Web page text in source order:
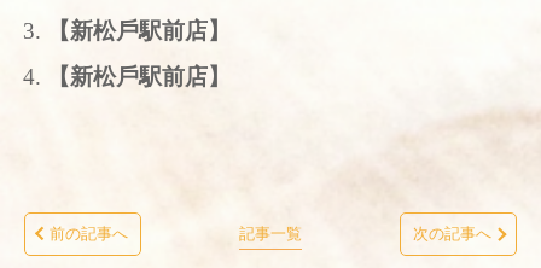
【新松戶駅前店】
【新松戶駅前店】
前の記事へ 記事一覧 次の記事へ